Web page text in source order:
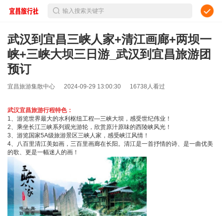
输入搜索关键字
武汉到宜昌三峡人家+清江画廊+两坝一
峡+三峡大坝三日游_武汉到宜昌旅游团
预订
宜昌旅游集散中心 2024-09-29 13:00:30 16738人看过
武汉宜昌旅游行程特色：
1、游览世界最大的水利枢纽工程—三峡大坝，感受世纪伟业！
2、乘坐长江三峡系列观光游轮，欣赏原汁原味的西陵峡风光！
3、游览国家5A级旅游景区三峡人家，感受峡江风情！
4、八百里清江美如画，三百里画廊在长阳。清江是一首抒情的诗、是一曲优美
的歌、更是一幅迷人的画！